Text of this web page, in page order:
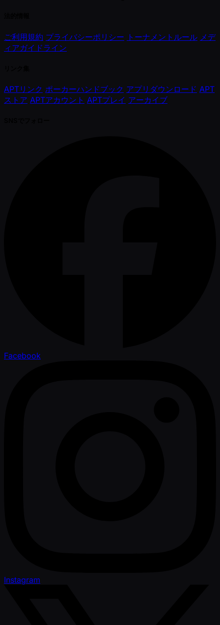
ご利用規約 プライバシーポリシー トーナメントルール メデ
ィアガイドライン
APTリンク ポーカーハンドブック アプリダウンロード APT
ストア APTアカウント APTプレイ アーカイブ
Facebook
Instagram